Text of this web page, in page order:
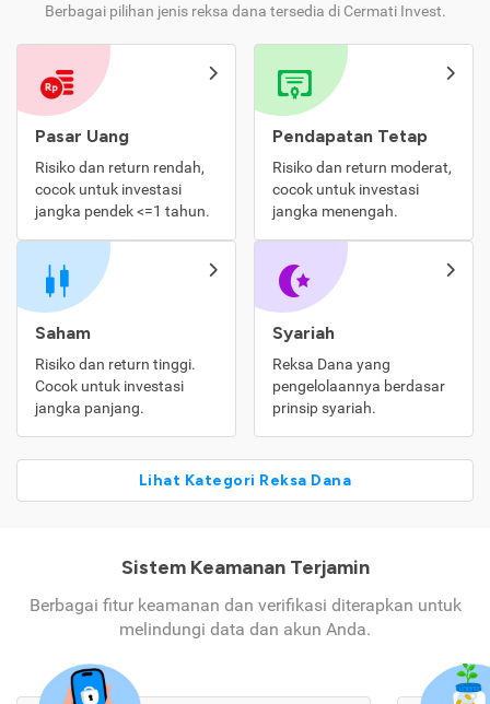
Berbagai pilihan jenis reksa dana tersedia di Cermati Invest.
Pasar Uang
Risiko dan return rendah,
cocok untuk investasi
jangka pendek <=1 tahun.
Pendapatan Tetap
Risiko dan return moderat,
cocok untuk investasi
jangka menengah.
Saham
Risiko dan return tinggi.
Cocok untuk investasi
jangka panjang.
Syariah
Reksa Dana yang
pengelolaannya berdasar
prinsip syariah.
Lihat Kategori Reksa Dana
Sistem Keamanan Terjamin
Berbagai fitur keamanan dan verifikasi diterapkan untuk
melindungi data dan akun Anda.